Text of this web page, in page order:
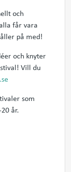
och
får vara
på med!
och knyter
Vill du
som
år.